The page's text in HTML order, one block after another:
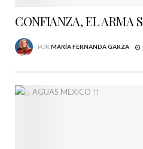
CONFIANZA, EL ARMA
POR MARÍA FERNANDA GARZA